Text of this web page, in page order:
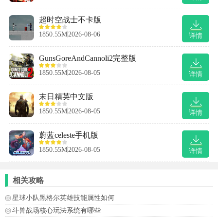
详情
超时空战士不卡版
1850.55M 2026-08-06
详情
GunsGoreAndCannoli2完整版
1850.55M 2026-08-05
详情
末日精英中文版
1850.55M 2026-08-05
详情
蔚蓝celeste手机版
1850.55M 2026-08-05
相关攻略
星球小队黑格尔英雄技能属性如何
斗兽战场核心玩法系统有哪些